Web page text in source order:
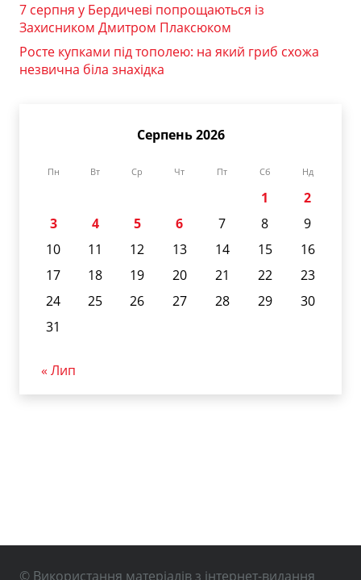
7 серпня у Бердичеві попрощаються із
Захисником Дмитром Плаксюком
Росте купками під тополею: на який гриб схожа
незвична біла знахідка
Серпень 2026
Пн Вт Ср Чт Пт Сб Нд
1
2
3
4 5 6 7 8
9
10
11 12 13 14 15
16
17
18 19 20 21 22
23
24
25 26 27 28 29
30
31
« Лип
© Використання матеріалів з інтернет-видання